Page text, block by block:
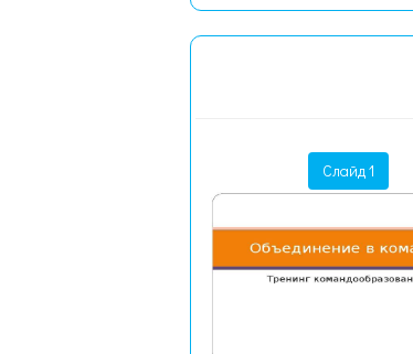
Слайд 1